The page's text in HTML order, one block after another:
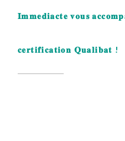
𝐈𝐦𝐦𝐞𝐝𝐢𝐚𝐜𝐭𝐞 𝐯𝐨𝐮𝐬
𝐜𝐞𝐫𝐭𝐢𝐟𝐢𝐜𝐚𝐭𝐢𝐨𝐧 𝐐𝐮𝐚𝐥𝐢𝐛𝐚𝐭 !